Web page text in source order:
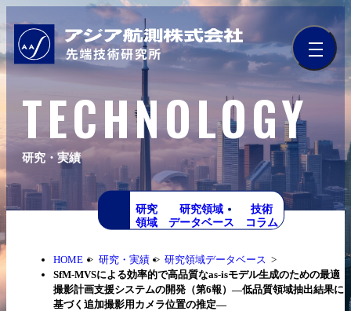
TECHNOLOGY
研究・実績
研究
領域
研究領域
データベース
技術
コラム
HOME 研究・実績
研究領域データベース
SfM-MVSによる効率的で高品質なas-isモデル生成のための最適
撮影計画支援システムの開発（第6報）—低品質領域抽出結果に
基づく追加撮影用カメラ位置の推定—